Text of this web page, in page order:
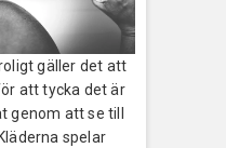
gäller det att
att tycka det är
genom att se till
spelar